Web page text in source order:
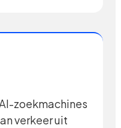
zoekmachines
verkeer uit